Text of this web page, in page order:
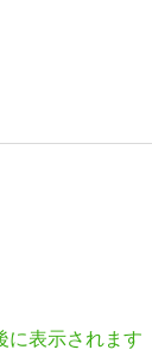
に表示されます